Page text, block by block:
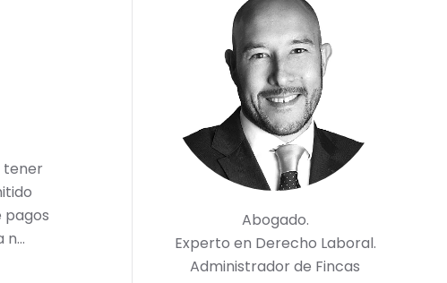
tener
pagos
n…
Abogado.
Experto en Derecho Laboral.
Administrador de Fincas